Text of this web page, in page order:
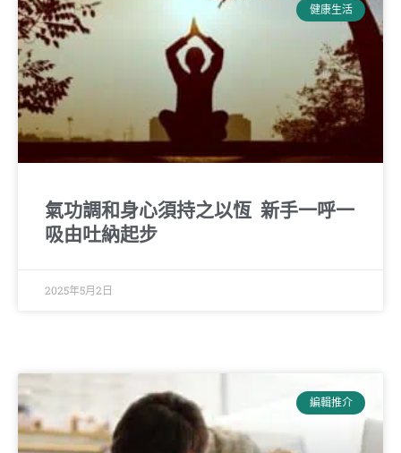
健康生活
氣功調和身心須持之以恆 新手一呼一
吸由吐納起步
2025年5月2日
編輯推介